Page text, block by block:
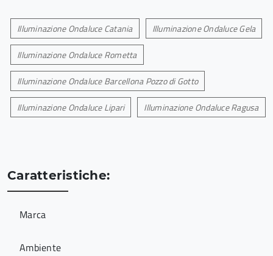
Illuminazione Ondaluce Catania Illuminazione Ondaluce Gela
Illuminazione Ondaluce Rometta
Illuminazione Ondaluce Barcellona Pozzo di Gotto
Illuminazione Ondaluce Lipari Illuminazione Ondaluce Ragusa
Caratteristiche:
Marca
Ambiente